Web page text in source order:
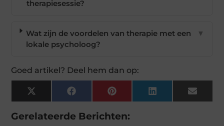
therapiesessie?
Wat zijn de voordelen van therapie met een
lokale psycholoog?
▼
Goed artikel? Deel hem dan op:
X
(Twitter)
FacebookPinterest LinkedIn Email
Gerelateerde Berichten: